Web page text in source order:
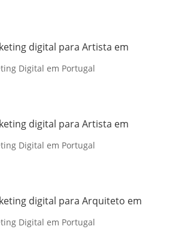
digital para Artista em
Digital em Portugal
digital para Artista em
Digital em Portugal
digital para Arquiteto em
Digital em Portugal